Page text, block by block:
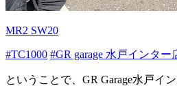
MR2 SW20
#TC1000 #GR garage 水戸インター
ということで、GR Garage水戸イ